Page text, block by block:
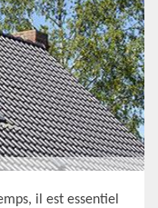
il est essentiel